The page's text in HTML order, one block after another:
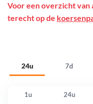
24u 7d
Voor een overzicht van
terecht op de
1u 24u